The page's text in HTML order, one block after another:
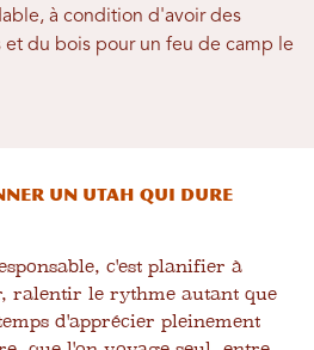
à condition d'avoir des
et du bois pour un feu de camp le
un Utah qui dure
c'est planifier à
ralentir le rythme autant que
d'apprécier pleinement